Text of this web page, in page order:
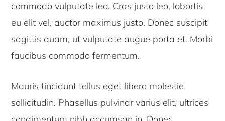
commodo vulputate leo. Cras justo leo, lobortis
eu elit vel, auctor maximus justo. Donec suscipit
sagittis quam, ut vulputate augue porta et. Morbi
faucibus commodo fermentum.
Mauris tincidunt tellus eget libero molestie
sollicitudin. Phasellus pulvinar varius elit, ultrices